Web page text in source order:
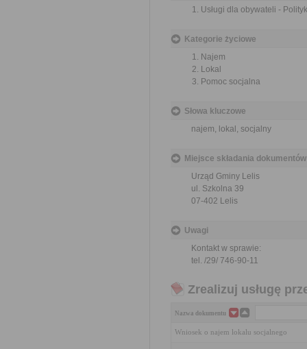
Usługi dla obywateli -
Kategorie życiowe
Najem
Lokal
Pomoc socjalna
Słowa kluczowe
najem, lokal, socjalny
Miejsce składania dokumentów
Urząd Gminy Lelis
ul. Szkolna 39
07-402 Lelis
Uwagi
Kontakt w sprawie:
tel. /29/ 746-90-11
Zrealizuj usługę
Nazwa dokumentu
Wniosek o najem lokalu socjalnego